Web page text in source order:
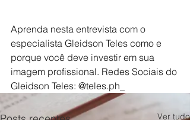
Aprenda nesta entrevista com o
especialista Gleidson Teles como e
porque você deve investir em sua
imagem profissional. Redes Sociais do
Gleidson Teles: @teles.ph
Ver tudo